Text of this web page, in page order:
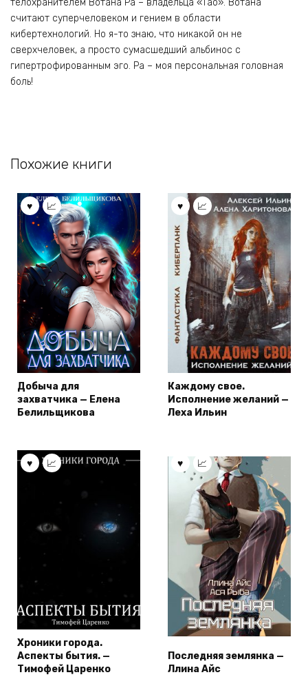
телохранителем Вотана Ра – владельца «Тао». Вотана
считают суперчеловеком и гением в области
кибертехнологий. Но я-то знаю, что никакой он не
сверхчеловек, а просто сумасшедший альбинос с
гипертрофированным эго. Ра – моя персональная головная
боль!
Похожие книги
Добыча для
захватчика — Елена
Белильщикова
Каждому свое.
Исполнение желаний —
Леха Ильин
Хроники города.
Аспекты бытия. —
Тимофей Царенко
Последняя землянка —
Ллина Айс